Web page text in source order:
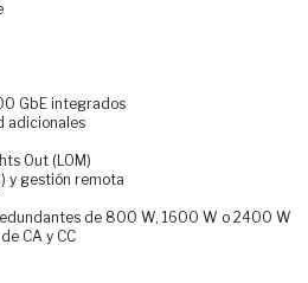
GbE integrados
adicionales
Out (LOM)
y gestión remota
de 800 W, 1600 W o 2400 W
CA y CC